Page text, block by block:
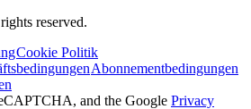
reserved.
Cookie Politik
Abonnementbedingungen
and the Google Privacy